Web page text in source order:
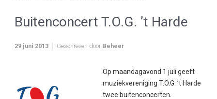
Buitenconcert T.O.G. ’t Harde
29 juni 2013 Geschreven door Beheer
Op maandagavond 1 juli geeft
muziekvereniging T.O.G. ’t Harde
twee buitenconcerten.